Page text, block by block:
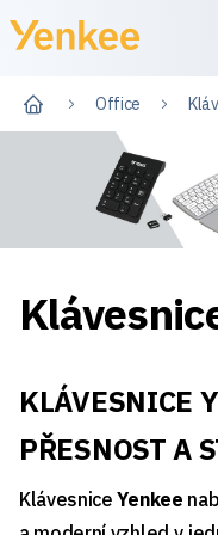
Office
KLÁVESNICE
PŘESNOST A
Klávesnice Yenkee